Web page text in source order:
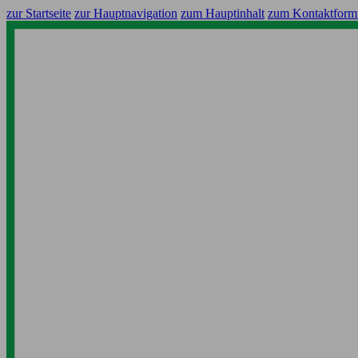
zur Startseite zur Hauptnavigation zum Hauptinhalt zum